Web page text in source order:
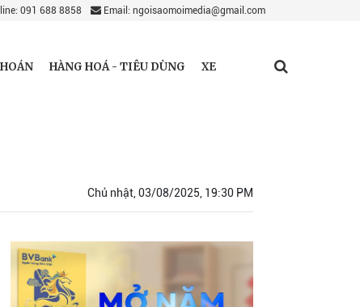
091 688 8858 Email: ngoisaomoimedia@gmail.com
HÀNG HOÁ - TIÊU DÙNG XE
Chủ nhật, 03/08/2025, 19:30 PM